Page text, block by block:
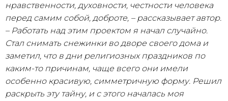
нравственности, духовности, честности человека
перед самим собой, доброте, – рассказывает автор.
– Работать над этим проектом я начал случайно.
Стал снимать снежинки во дворе своего дома и
заметил, что в дни религиозных праздников по
каким-то причинам, чаще всего они имели
особенно красивую, симметричную форму. Решил
раскрыть эту тайну, и с этого началась моя